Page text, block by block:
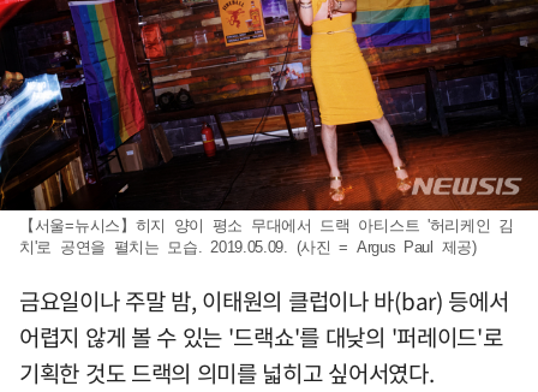
【서울=뉴시스】히지 양이 평소 무대에서 드랙 아티스트 '허리케인 김
치'로 공연을 펼치는 모습. 2019.05.09. (사진 = Argus Paul 제공)
금요일이나 주말 밤, 이태원의 클럽이나 바(bar) 등에서
어렵지 않게 볼 수 있는 '드랙쇼'를 대낮의 '퍼레이드'로
기획한 것도 드랙의 의미를 넓히고 싶어서였다.